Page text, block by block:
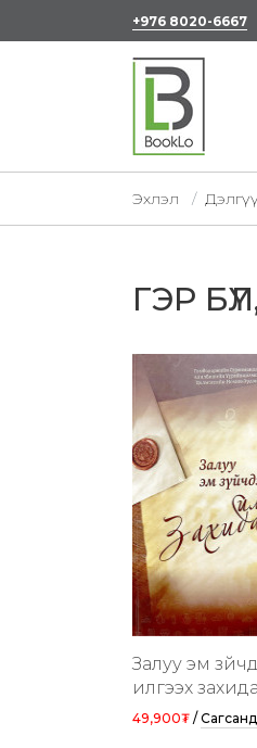
+976 8020-6667
Эхлэл
ГЭР
Залуу эм
илгээх
49,900₮ /